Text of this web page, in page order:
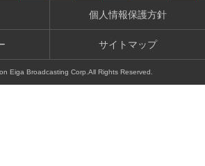
個人情報保護方針
サイトマップ
Eiga Broadcasting Corp.All Rights Reserved.